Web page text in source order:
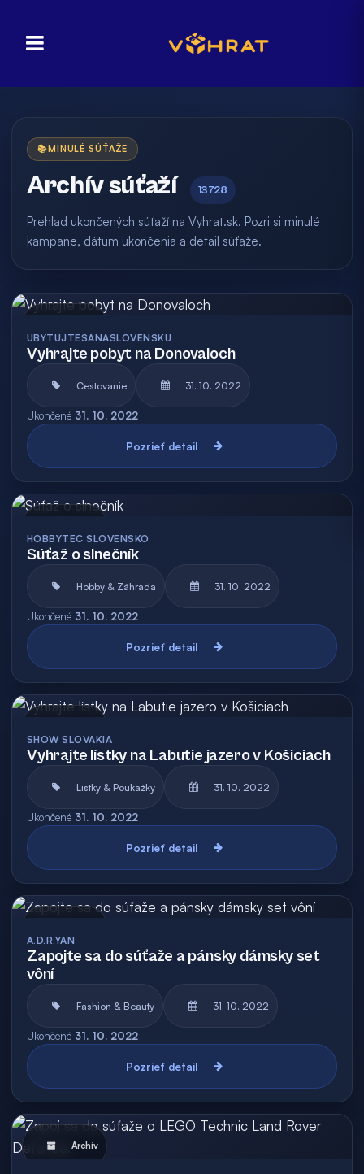
📚 MINULÉ SÚŤAŽE
Archív súťaží 13728
Prehľad ukončených súťaží na Vyhrat.sk. Pozri si minulé
kampane, dátum ukončenia a detail súťaže.
UBYTUJTESANASLOVENSKU
Vyhrajte pobyt na Donovaloch
Cestovanie 31. 10. 2022
Ukončené 31. 10. 2022
Pozrieť detail
HOBBYTEC SLOVENSKO
Súťaž o slnečník
Hobby & Záhrada 31. 10. 2022
Ukončené 31. 10. 2022
Pozrieť detail
SHOW SLOVAKIA
Vyhrajte lístky na Labutie jazero v Košiciach
Lístky & Poukážky 31. 10. 2022
Ukončené 31. 10. 2022
Pozrieť detail
A.D.R.YAN
Zapojte sa do súťaže a pánsky dámsky set
vôní
Fashion & Beauty 31. 10. 2022
Ukončené 31. 10. 2022
Pozrieť detail
Archív